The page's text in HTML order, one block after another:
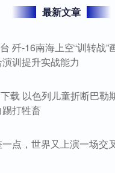
最新文章
歼-16南海上空“训转战”
训提升实战能力
载 以色列儿童折断巴勒
踢打牲畜
点，世界又上演一场交